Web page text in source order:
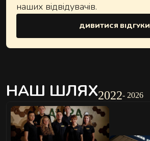
наших відвідувачів.
ДИВИТИСЯ ВІДГУКИ
НАШ ШЛЯХ2022- 2026